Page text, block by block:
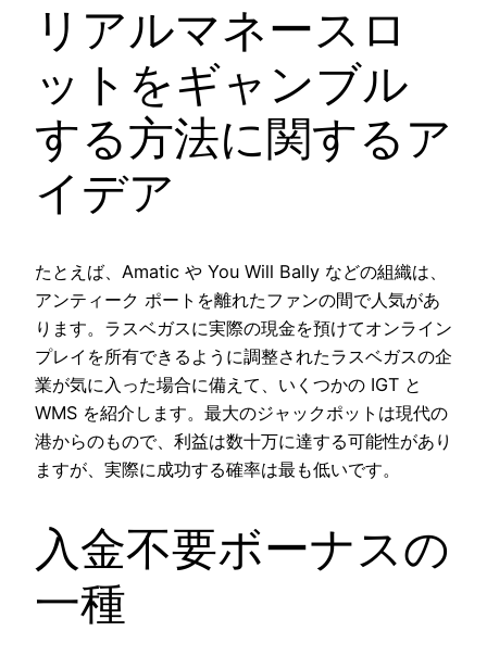
リアルマネースロ
ットをギャンブル
する方法に関するア
イデア
たとえば、Amatic や You Will Bally などの組織は、
アンティーク ポートを離れたファンの間で人気があ
ります。ラスベガスに実際の現金を預けてオンライン
プレイを所有できるように調整されたラスベガスの企
業が気に入った場合に備えて、いくつかの IGT と
WMS を紹介します。最大のジャックポットは現代の
港からのもので、利益は数十万に達する可能性があり
ますが、実際に成功する確率は最も低いです。
入金不要ボーナスの
一種